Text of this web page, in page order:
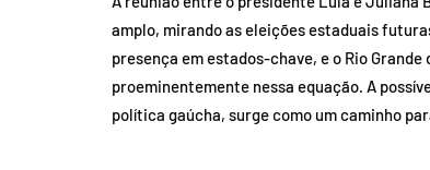
amplo, mirando as eleições estaduais
presença em estados-chave, e o Rio
proeminentemente nessa equação. A
política gaúcha, surge como um caminho